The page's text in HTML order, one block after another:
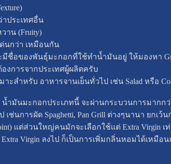
าประเทศอื่น
าน (Fruity)
ด่นกว่า เหมือนกัน
อของพันธุ์มะกอกที่ใช้ทำน้ำมันอยู่ ให้มองหา
งการจากประเทศผู้ผลิตครับ
ะสำหรับ อาหารจานเย็นทั่วไป เช่น Salad หรือ
น้ำมันมะกอกประเภทนี้ จะผ่านกระบวนการมา
ช่นการผัด Spaghetti, Pan Grill ต่างๆนานา ยกเ
แต่ส่วนใหญ่คนมักจะเลือกใช้แต่ Extra Virgin
Virgin ลงไป ก็เป็นการเพิ่มกลิ่นหอมได้เหมือ